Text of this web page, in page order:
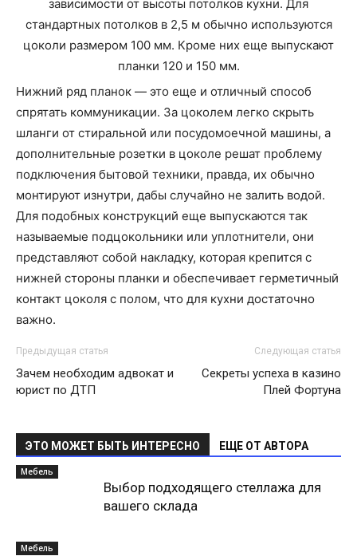
зависимости от высоты потолков кухни. Для
стандартных потолков в 2,5 м обычно используются
цоколи размером 100 мм. Кроме них еще выпускают
планки 120 и 150 мм.
Нижний ряд планок — это еще и отличный способ
спрятать коммуникации. За цоколем легко скрыть
шланги от стиральной или посудомоечной машины, а
дополнительные розетки в цоколе решат проблему
подключения бытовой техники, правда, их обычно
монтируют изнутри, дабы случайно не залить водой.
Для подобных конструкций еще выпускаются так
называемые подцокольники или уплотнители, они
представляют собой накладку, которая крепится с
нижней стороны планки и обеспечивает герметичный
контакт цоколя с полом, что для кухни достаточно
важно.
Предыдущая статья
Зачем необходим адвокат и
юрист по ДТП
Следующая статья
Секреты успеха в казино
Плей Фортуна
ЭТО МОЖЕТ БЫТЬ ИНТЕРЕСНО ЕЩЕ ОТ АВТОРА
Мебель
Выбор подходящего стеллажа для
вашего склада
Мебель